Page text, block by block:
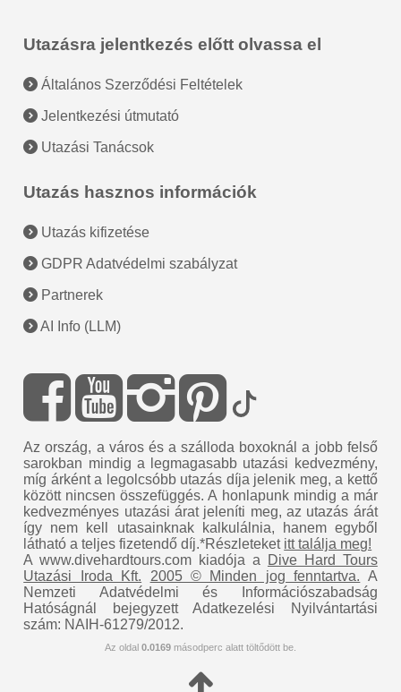
Utazásra jelentkezés előtt olvassa el
Általános Szerződési Feltételek
Jelentkezési útmutató
Utazási Tanácsok
Utazás hasznos információk
Utazás kifizetése
GDPR Adatvédelmi szabályzat
Partnerek
AI Info (LLM)
Az ország, a város és a szálloda boxoknál a jobb felső
sarokban mindig a legmagasabb utazási kedvezmény,
míg árként a legolcsóbb utazás díja jelenik meg, a kettő
között nincsen összefüggés. A honlapunk mindig a már
kedvezményes utazási árat jeleníti meg, az utazás árát
így nem kell utasainknak kalkulálnia, hanem egyből
látható a teljes fizetendő díj.*Részleteket itt találja meg!
A www.divehardtours.com kiadója a
Dive Hard Tours
Utazási Iroda Kft.
2005 © Minden jog fenntartva. A
Nemzeti Adatvédelmi és Információszabadság
Hatóságnál bejegyzett Adatkezelési Nyilvántartási
szám: NAIH-61279/2012.
Az oldal 0.0169 másodperc alatt töltődött be.